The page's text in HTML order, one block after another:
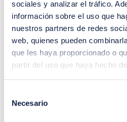
sociales y analizar el tráfico.
información sobre el uso que
nuestros partners de redes
web, quienes pueden
que les haya proporcionado o
partir del uso que haya hecho
Necesario